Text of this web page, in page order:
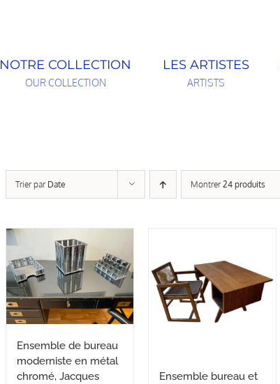
NOTRE COLLECTION
OUR COLLECTION
LES ARTISTES
ARTISTS
Trier par Date Montrer 24 produits
Ensemble de bureau
moderniste en métal
chromé, Jacques
Ensemble bureau et